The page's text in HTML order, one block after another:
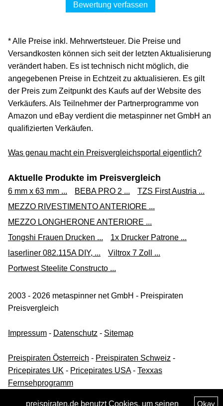
Bewertung verfassen
* Alle Preise inkl. Mehrwertsteuer. Die Preise und
Versandkosten können sich seit der letzten Aktualisierung
verändert haben. Es ist technisch nicht möglich, die
angegebenen Preise in Echtzeit zu aktualisieren. Es gilt
der Preis zum Zeitpunkt des Kaufs auf der Website des
Verkäufers. Als Teilnehmer der Partnerprogramme von
Amazon und eBay verdient die metaspinner net GmbH an
qualifizierten Verkäufen.
Was genau macht ein Preisvergleichsportal eigentlich?
Aktuelle Produkte im Preisvergleich
6 mm x 63 mm ... BEBA PRO 2 ...
TZS First Austria ...
MEZZO RIVESTIMENTO ANTERIORE ...
MEZZO LONGHERONE ANTERIORE ...
Tongshi Frauen Drucken ...
1x Drucker Patrone ...
laserliner 082.115A DIY, ...
Viltrox 7 Zoll ...
Portwest Steelite Constructo ...
2003 - 2026 metaspinner net GmbH - Preispiraten
Preisvergleich
Impressum - Datenschutz - Sitemap
Preispiraten Österreich - Preispiraten Schweiz -
Pricepirates UK - Pricepirates USA- Texxas
Fernsehprogramm
Okay
preispiraten.de benutzt Cookies, um seinen